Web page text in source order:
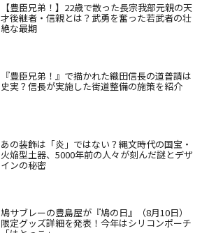
【豊臣兄弟！】22歳で散った長宗我部元親の天
才後継者・信親とは？武勇を奮った若武者の壮
絶な最期
『豊臣兄弟！』で描かれた織田信長の道普請は
史実？信長が実施した街道整備の施策を紹介
あの装飾は「炎」ではない？縄文時代の国宝・
火焔型土器、5000年前の人々が刻んだ謎とデザ
インの秘密
鳩サブレーの豊島屋が『鳩の日』（8月10日）
限定グッズ詳細を発表！今年はシリコンポーチ